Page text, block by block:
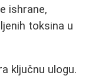
ishrane,
toksina u
ključnu ulogu.